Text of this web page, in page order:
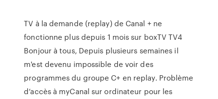
TV à la demande (replay) de Canal + ne
fonctionne plus depuis 1 mois sur boxTV TV4
Bonjour à tous, Depuis plusieurs semaines il
m'est devenu impossible de voir des
programmes du groupe C+ en replay. Problème
d’accès à myCanal sur ordinateur pour les